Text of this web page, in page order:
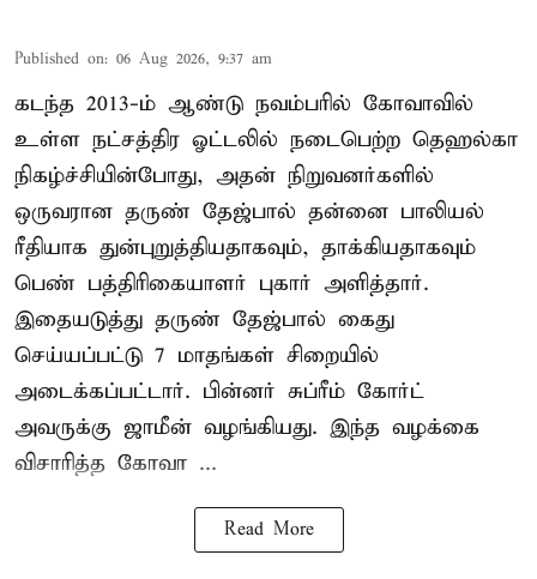
Published on: 06 Aug 2026, 9:37 am
கடந்த 2013-ம் ஆண்டு நவம்பரில் கோவாவில்
உள்ள நட்சத்திர ஓட்டலில் நடைபெற்ற தெஹல்கா
நிகழ்ச்சியின்போது, அதன் நிறுவனர்களில்
ஒருவரான தருண் தேஜ்பால் தன்னை பாலியல்
ரீதியாக துன்புறுத்தியதாகவும், தாக்கியதாகவும்
பெண் பத்திரிகையாளர் புகார் அளித்தார்.
இதையடுத்து தருண் தேஜ்பால் கைது
செய்யப்பட்டு 7 மாதங்கள் சிறையில்
அடைக்கப்பட்டார். பின்னர் சுப்ரீம் கோர்ட்
அவருக்கு ஜாமீன் வழங்கியது. இந்த வழக்கை
விசாரித்த கோவா ...
Read More